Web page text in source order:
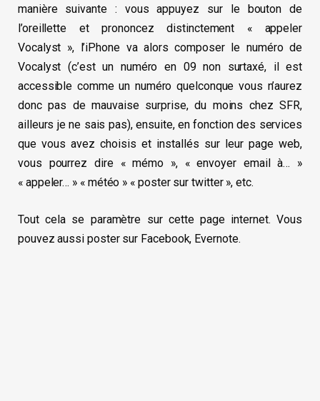
manière suivante : vous appuyez sur le bouton de
l’oreillette et prononcez distinctement « appeler
Vocalyst », l’iPhone va alors composer le numéro de
Vocalyst (c’est un numéro en 09 non surtaxé, il est
accessible comme un numéro quelconque vous n’aurez
donc pas de mauvaise surprise, du moins chez SFR,
ailleurs je ne sais pas), ensuite, en fonction des services
que vous avez choisis et installés sur leur page web,
vous pourrez dire « mémo », « envoyer email à… »
« appeler… » « météo » « poster sur twitter », etc.
Tout cela se paramètre sur cette page internet. Vous
pouvez aussi poster sur Facebook, Evernote.